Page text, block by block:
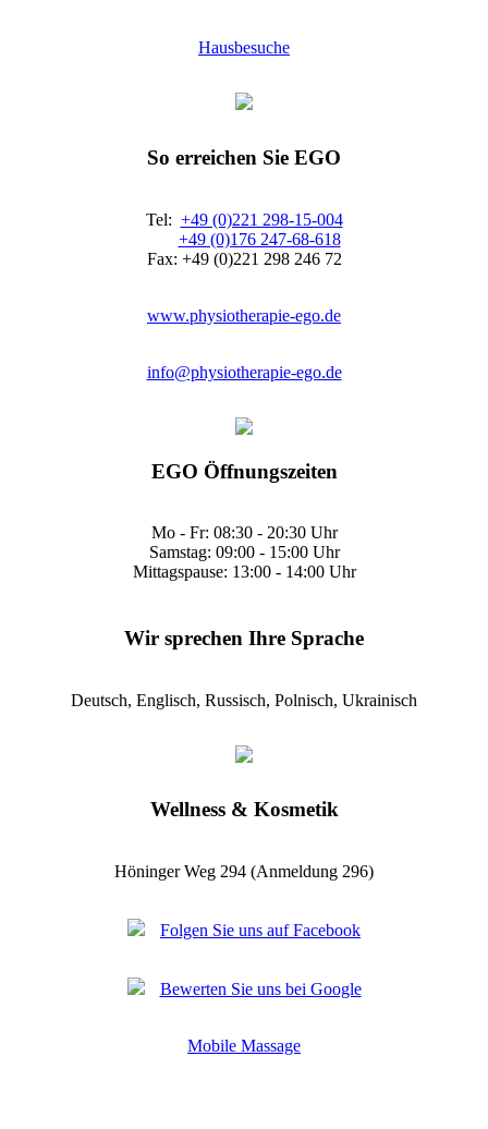
Hausbesuche
So erreichen Sie EGO
Tel: +49 (0)221 298-15-004
+49 (0)176 247-68-618
Fax: +49 (0)221 298 246 72
www.physiotherapie-ego.de
info@physiotherapie-ego.de
EGO Öffnungszeiten
Mo - Fr: 08:30 - 20:30 Uhr
Samstag: 09:00 - 15:00 Uhr
Mittagspause: 13:00 - 14:00 Uhr
Wir sprechen Ihre Sprache
Deutsch, Englisch, Russisch, Polnisch, Ukrainisch
Wellness & Kosmetik
Höninger Weg 294 (Anmeldung 296)
Folgen Sie uns auf Facebook
Bewerten Sie uns bei Google
Mobile Massage